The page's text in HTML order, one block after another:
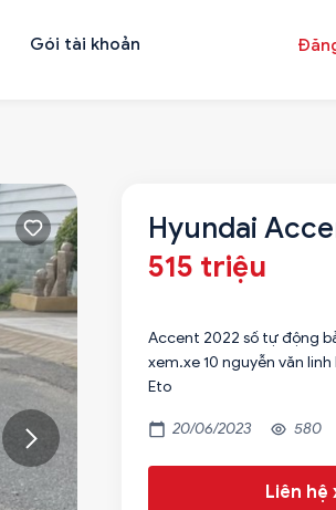
Gói tài khoản
Hyundai
515 triệu
Accent 2022 số tự động
xem.xe 10 nguyễn văn linh
Eto
20/06/2023 580
Liên hệ